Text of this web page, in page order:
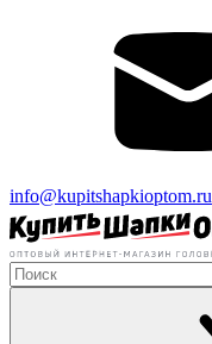
info@kupitshapkioptom.ru